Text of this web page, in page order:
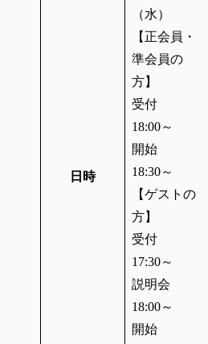
日時
（水）
【正会員・
準会員の
方】
受付
18:00～
開始
18:30～
【ゲストの
方】
受付
17:30～
説明会
18:00～
開始